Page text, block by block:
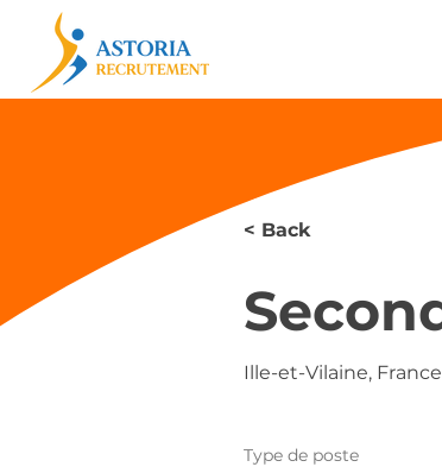
< Back
Ille-et-Vilaine, France
Type de poste